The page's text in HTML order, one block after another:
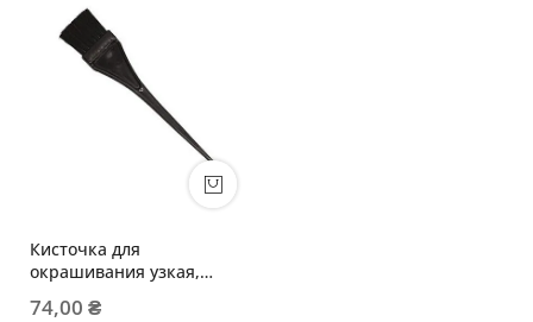
Кисточка для
окрашивания узкая,
74,00 ₴